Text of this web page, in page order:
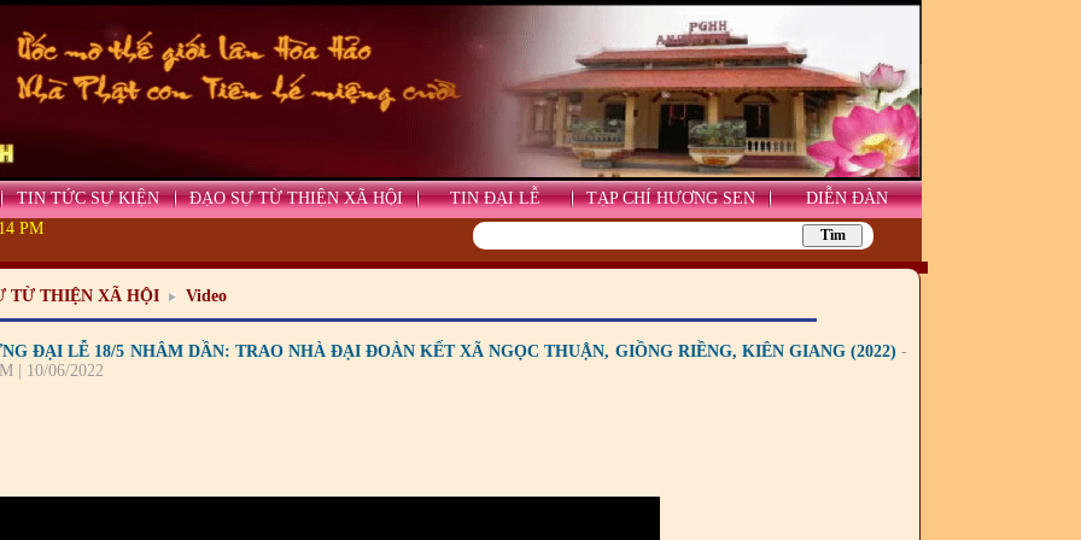
TIN TỨC SỰ KIỆN ĐẠO SỰ TỪ THIỆN XÃ HỘI TIN ĐẠI LỄ TẠP CHÍ HƯƠNG SEN
DIỄN ĐÀN
PM
TỪ THIỆN XÃ HỘI Video
ĐẠI LỄ 18/5 NHÂM DẦN: TRAO NHÀ ĐẠI ĐOÀN KẾT XÃ NGỌC THUẬN, GIỒNG RIỀNG, KIÊN GIANG (2022) -
| 10/06/2022